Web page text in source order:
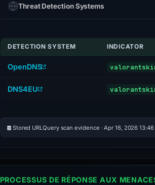
Threat Detection Systems
DETECTION SYSTEM INDICATOR
OpenDNS
DNS4EU
Stored URLQuery scan evidence · Apr 16, 2026 13:46
PROCESSUS DE RÉPONSE AUX